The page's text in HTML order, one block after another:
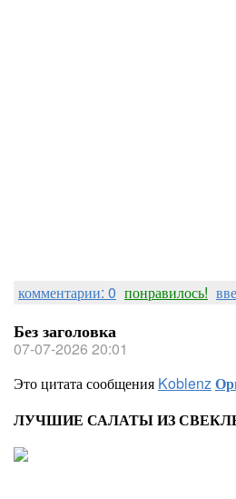
комментарии: 0 понравилось!
Без заголовка
07-07-2026 20:01
Это цитата сообщения Koblenz
ЛУЧШИЕ САЛАТЫ ИЗ